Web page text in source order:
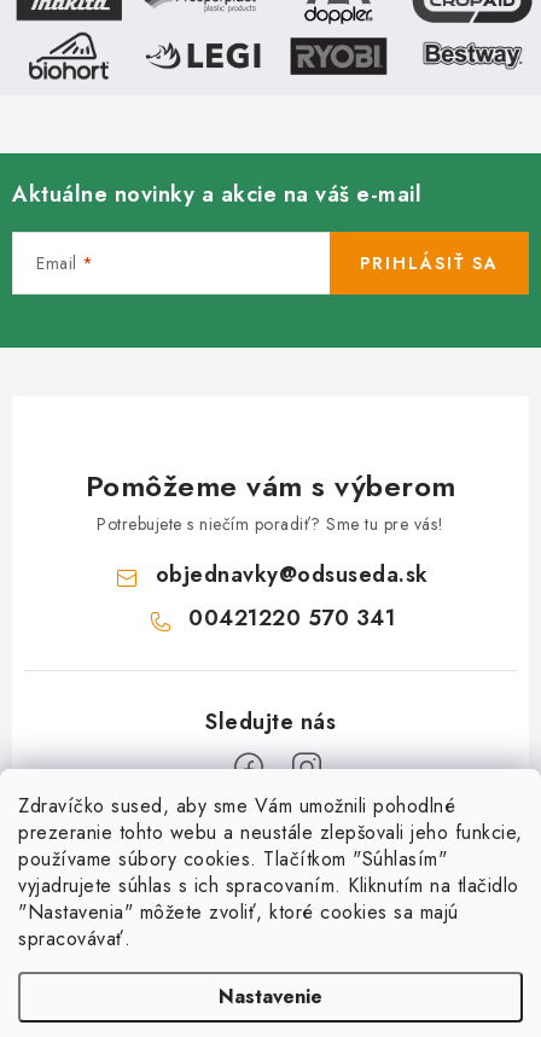
Zdravíčko sused, aby sme Vám umožnili pohodlné
prezeranie tohto webu a neustále zlepšovali jeho funkcie,
používame súbory cookies. Tlačítkom "Súhlasím"
vyjadrujete súhlas s ich spracovaním. Kliknutím na tlačidlo
"Nastavenia" môžete zvoliť, ktoré cookies sa majú
spracovávať.
Nastavenie
ý
u
Aktuálne novinky a akcie na váš e-mail
Email PRIHLÁSIŤ SA
Pomôžeme vám s výberom
Potrebujete s niečím poradiť? Sme tu pre vás!
objednavky@odsuseda.sk
00421220 570 341
O nás
Kontakty
História a súčasnosť
Susedov blog
Všetko o nákupe
Dokumenty